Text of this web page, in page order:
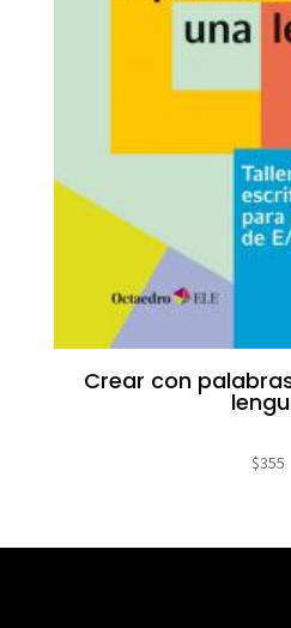
Crear con
$355